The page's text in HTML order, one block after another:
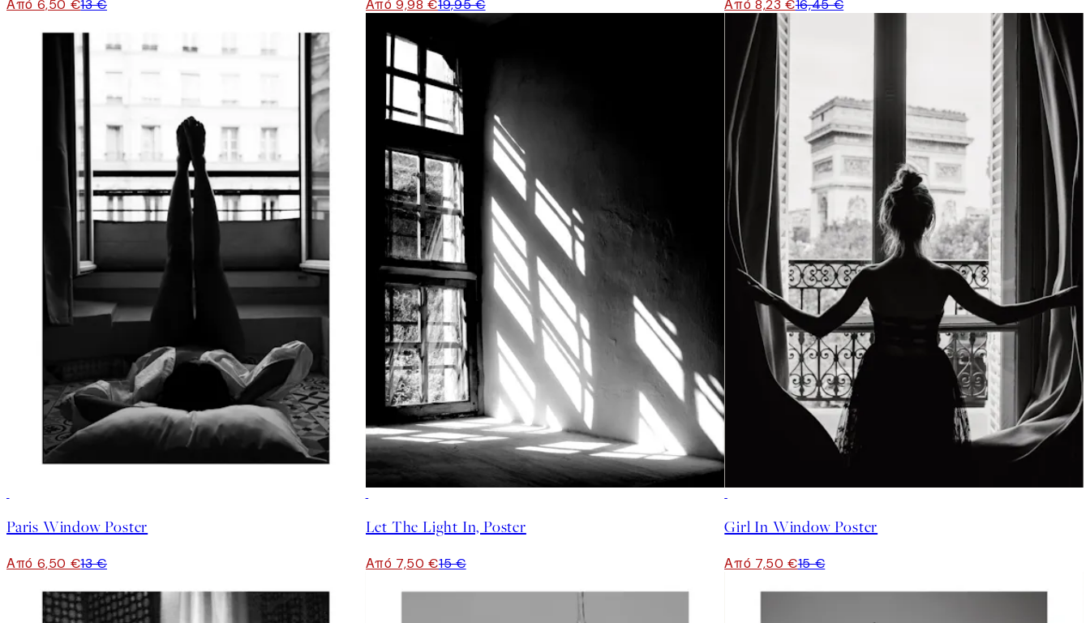
Από 6,50 €13 € Από 9,98 €19,95 € Από 8,23 €16,45 €
Paris Window Poster
Από 6,50 €13 €
Let The Light In, Poster
Από 7,50 €15 €
Girl In Window Poster
Από 7,50 €15 €